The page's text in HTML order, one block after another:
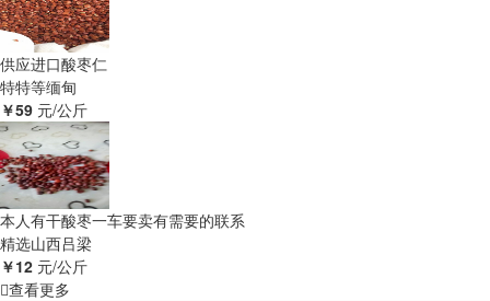
供应进口酸枣仁
特特等缅甸
￥59 元/公斤
本人有干酸枣一车要卖有需要的联系
精选山西吕梁
￥12 元/公斤
查看更多